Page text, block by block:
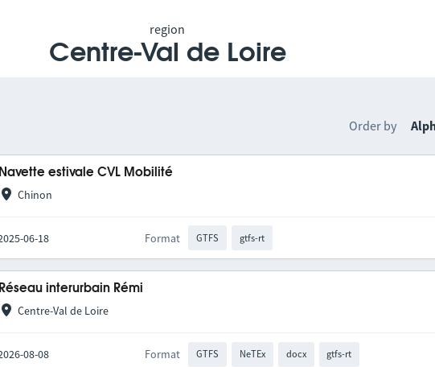
region
Centre-Val de Loire
Order by
Navette estivale CVL Mobilité
Chinon
06-18 Format GTFS gtfs-rt
Réseau interurbain Rémi
Centre-Val de Loire
08-08 Format GTFS NeTEx docx gtfs-rt